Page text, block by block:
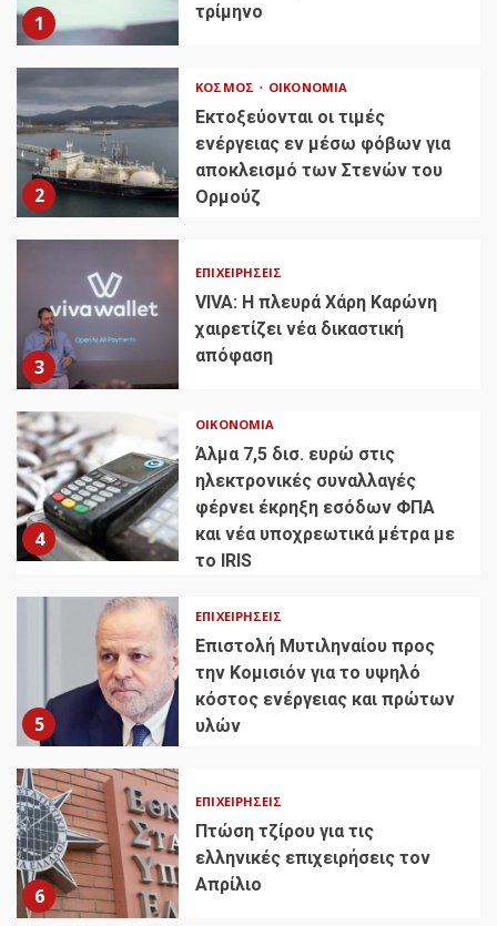
1
τρίμηνο
2
ΚΌΣΜΟΣ ΟΙΚΟΝΟΜΊΑ
Εκτοξεύονται οι τιμές
ενέργειας εν μέσω φόβων για
αποκλεισμό των Στενών του
Ορμούζ
3
ΕΠΙΧΕΙΡΉΣΕΙΣ
VIVA: Η πλευρά Χάρη Καρώνη
χαιρετίζει νέα δικαστική
απόφαση
4
ΟΙΚΟΝΟΜΊΑ
Άλμα 7,5 δισ. ευρώ στις
ηλεκτρονικές συναλλαγές
φέρνει έκρηξη εσόδων ΦΠΑ
και νέα υποχρεωτικά μέτρα με
το IRIS
5
ΕΠΙΧΕΙΡΉΣΕΙΣ
Επιστολή Μυτιληναίου προς
την Κομισιόν για το υψηλό
κόστος ενέργειας και πρώτων
υλών
6
ΕΠΙΧΕΙΡΉΣΕΙΣ
Πτώση τζίρου για τις
ελληνικές επιχειρήσεις τον
Απρίλιο